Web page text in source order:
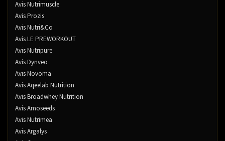
Avis Nutrimuscle
Avis Prozis
Avis Nutri&Co
Avis LE PREWORKOUT
Avis Nutripure
Avis Dynveo
Avis Novoma
Avis Aqeelab Nutrition
Avis Broadwhey Nutrition
Avis Amoseeds
Avis Nutrimea
Avis Argalys